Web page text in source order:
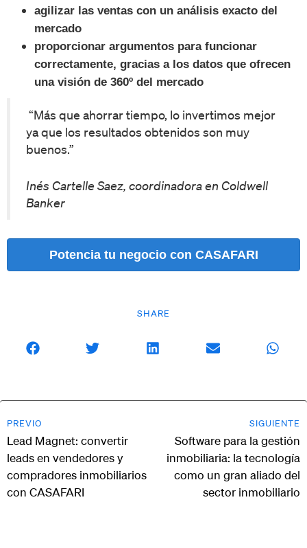
SHARE
agilizar las ventas con un análisis exacto del
mercado
proporcionar argumentos para funcionar
correctamente, gracias a los datos que ofrecen
una visión de 360º del mercado
“Más que ahorrar tiempo, lo invertimos mejor
ya que los resultados obtenidos son muy
buenos.”
Inés Cartelle Saez, coordinadora en Coldwell
Banker
Potencia tu negocio con CASAFARI
PREVIO
Lead Magnet: convertir
leads en vendedores y
compradores inmobiliarios
con CASAFARI
SIGUIENTE
Software para la gestión
inmobiliaria: la tecnología
como un gran aliado del
sector inmobiliario